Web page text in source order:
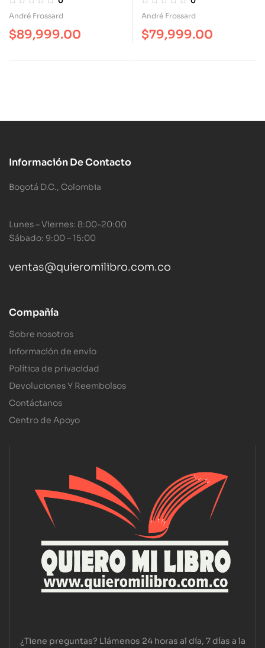
Kolbe
André Frossard
$89,999.00
André Frossard
$79,999.00
Información De Contacto
Bogotá D.C., Colombia
Lunes – Viernes: 8:00-20:00
Sábado: 9:00 – 15:00
ventas@quieromilibro.com.co
Compañía
Sobre nosotros
Información de envío
Política de privacidad
Devoluciones Y Reembolsos
Contáctanos
Centro de Apoyo
¿Tiene preguntas? Llámenos 24 horas al día, 7 días a la